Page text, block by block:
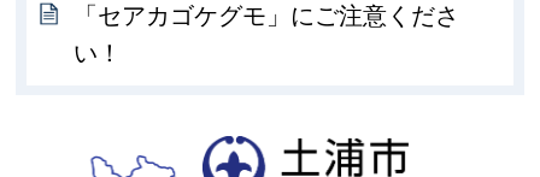
「セアカゴケグモ」にご注意くださ
い！